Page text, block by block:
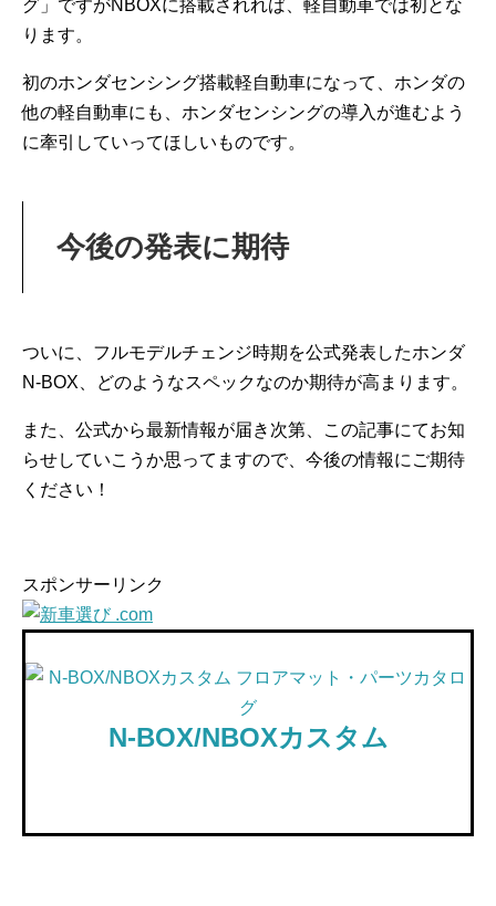
グ」ですがNBOXに搭載されれば、軽自動車では初とな
ります。
初のホンダセンシング搭載軽自動車になって、ホンダの
他の軽自動車にも、ホンダセンシングの導入が進むよう
に牽引していってほしいものです。
今後の発表に期待
ついに、フルモデルチェンジ時期を公式発表したホンダ
N-BOX、どのようなスペックなのか期待が高まります。
また、公式から最新情報が届き次第、この記事にてお知
らせしていこうか思ってますので、今後の情報にご期待
ください！
スポンサーリンク
N-BOX/NBOXカスタム